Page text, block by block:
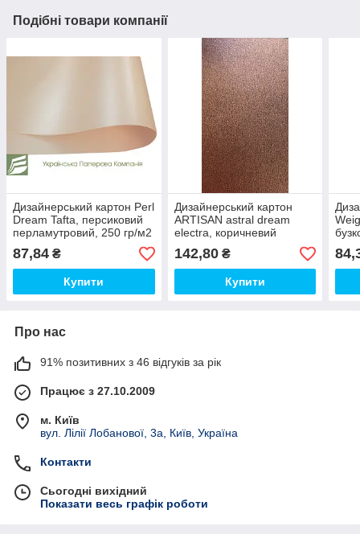
Подібні товари компанії
Дизайнерський картон Perl
Dream Tafta, персиковий
перламутровий, 250 гр/м2
87,84 ₴
Купити
Дизайнерський картон
ARTISAN astral dream
electra, коричневий
перламутровий, 250 гр/м2
(AD-ELC-250)
142,80₴
Купити
Про нас
91% позитивних з 46 відгуків за рік
Працює з 27.10.2009
м. Київ
вул. Лілії Лобанової, 3а, Київ, Україна
Контакти
Сьогодні вихідний
Показати весь графік роботи